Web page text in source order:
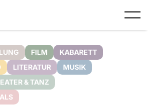
FILM
KABARETT
LITERATUR
MUSIK
& TANZ